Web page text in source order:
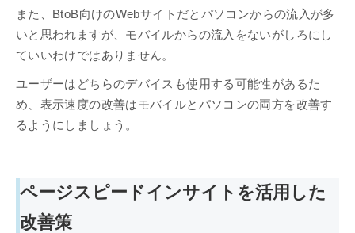
また、BtoB向けのWebサイトだとパソコンからの流入が多
いと思われますが、モバイルからの流入をないがしろにし
ていいわけではありません。
ユーザーはどちらのデバイスも使用する可能性があるた
め、表示速度の改善はモバイルとパソコンの両方を改善す
るようにしましょう。
ページスピードインサイトを活用した
改善策